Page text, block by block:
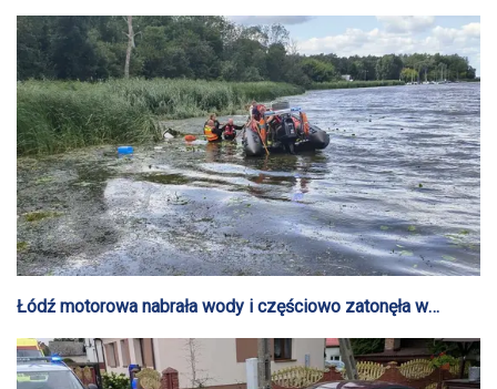
Łódź motorowa nabrała wody i częściowo zatonęła w
Nowym Duninowie